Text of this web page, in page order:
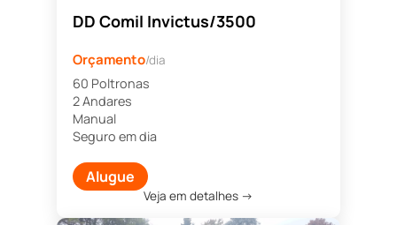
DD Comil Invictus/3500
Orçamento/dia
60 Poltronas
2 Andares
Manual
Seguro em dia
Alugue
Veja em detalhes →